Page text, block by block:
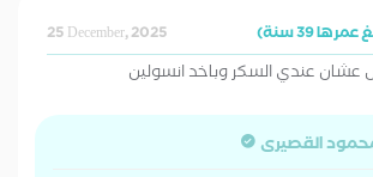
39 سنة) 25 December, 2025
عشان عندي السكر وباخد انسولين
القصيرى